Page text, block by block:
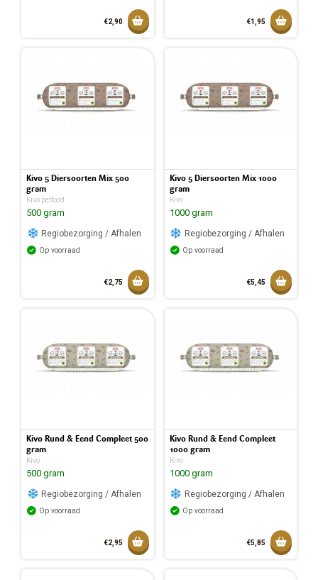
€2,90 Toevoegen aan mandje€1,95
Kivo 5 Diersoorten Mix 500
gram
Kivo petfood
500 gram
Regiobezorging / Afhalen
Op voorraad
€2,75 Toevoegen aan mandje
Kivo 5 Diersoorten Mix 1000
gram
Kivo
1000 gram
Regiobezorging / Afhalen
Op voorraad
€5,45
Kivo Rund & Eend Compleet 500
gram
Kivo
500 gram
Regiobezorging / Afhalen
Op voorraad
€2,95 Toevoegen aan mandje
Kivo Rund & Eend Compleet
1000 gram
Kivo
1000 gram
Regiobezorging / Afhalen
Op voorraad
€5,85